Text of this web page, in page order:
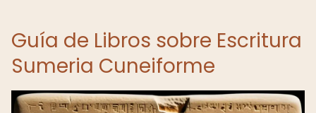
Guía de Libros sobre Escritura
Sumeria Cuneiforme